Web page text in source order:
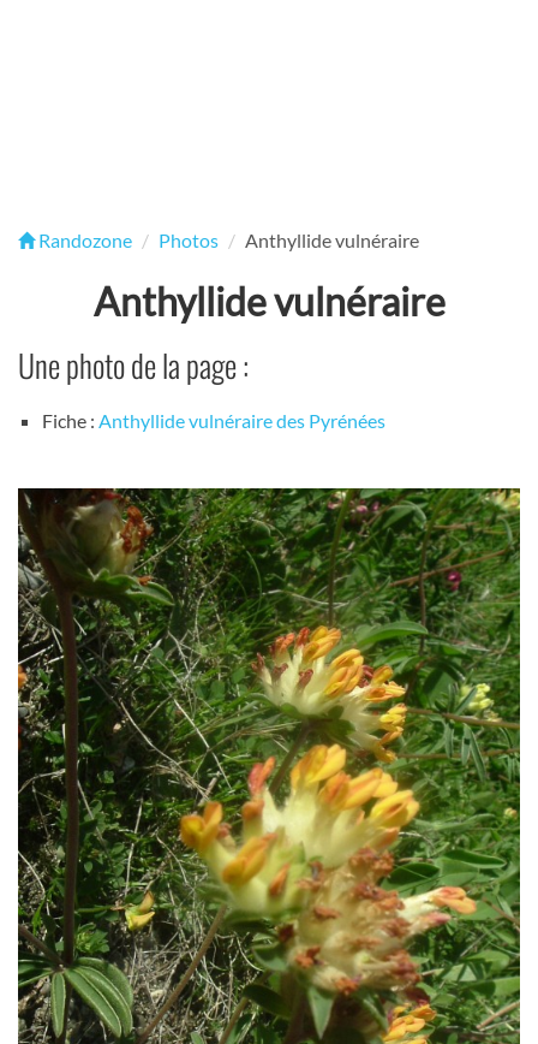
Randozone Photos Anthyllide vulnéraire
Anthyllide vulnéraire
Une photo de la page :
Fiche : Anthyllide vulnéraire des Pyrénées